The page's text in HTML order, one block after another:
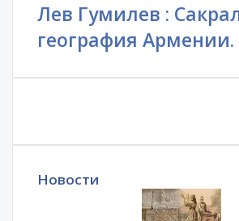
Лев Гумилев :
география Армении.
Новости